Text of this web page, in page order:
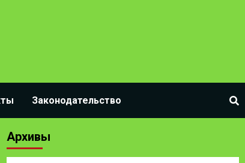
Законодательство
Архивы